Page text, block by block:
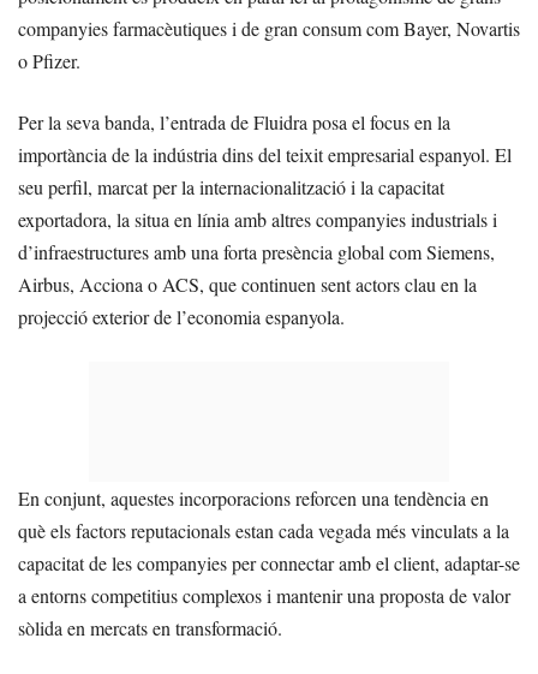
companyies farmacèutiques i de gran consum com Bayer, Novartis
o Pfizer.
Per la seva banda, l’entrada de Fluidra posa el focus en la
importància de la indústria dins del teixit empresarial espanyol. El
seu perfil, marcat per la internacionalització i la capacitat
exportadora, la situa en línia amb altres companyies industrials i
d’infraestructures amb una forta presència global com Siemens,
Airbus, Acciona o ACS, que continuen sent actors clau en la
projecció exterior de l’economia espanyola.
En conjunt, aquestes incorporacions reforcen una tendència en
què els factors reputacionals estan cada vegada més vinculats a la
capacitat de les companyies per connectar amb el client, adaptar-se
a entorns competitius complexos i mantenir una proposta de valor
sòlida en mercats en transformació.